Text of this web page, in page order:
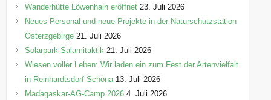
Wanderhütte Löwenhain eröffnet 23. Juli 2026
Neues Personal und neue Projekte in der Naturschutzstation
Osterzgebirge 21. Juli 2026
Solarpark-Salamitaktik 21. Juli 2026
Wiesen voller Leben: Wir laden ein zum Fest der Artenvielfalt
in Reinhardtsdorf-Schöna 13. Juli 2026
Madagaskar-AG-Camp 2026 4. Juli 2026